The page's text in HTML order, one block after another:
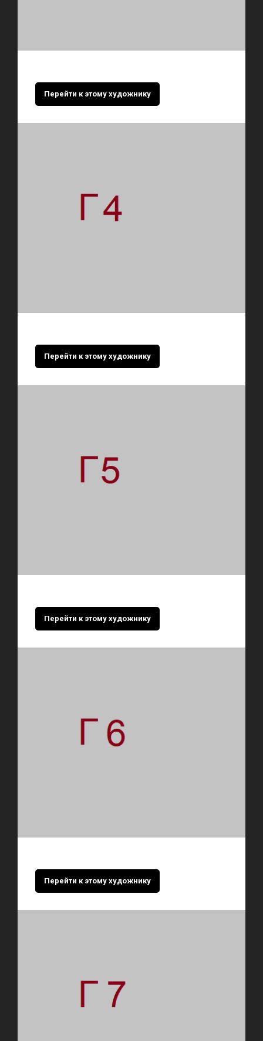
Перейти к этому художнику
Перейти к этому художнику
Перейти к этому художнику
Перейти к этому художнику